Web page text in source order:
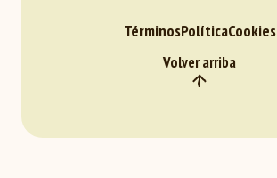
TérminosPolíticaCookies
Volver arriba